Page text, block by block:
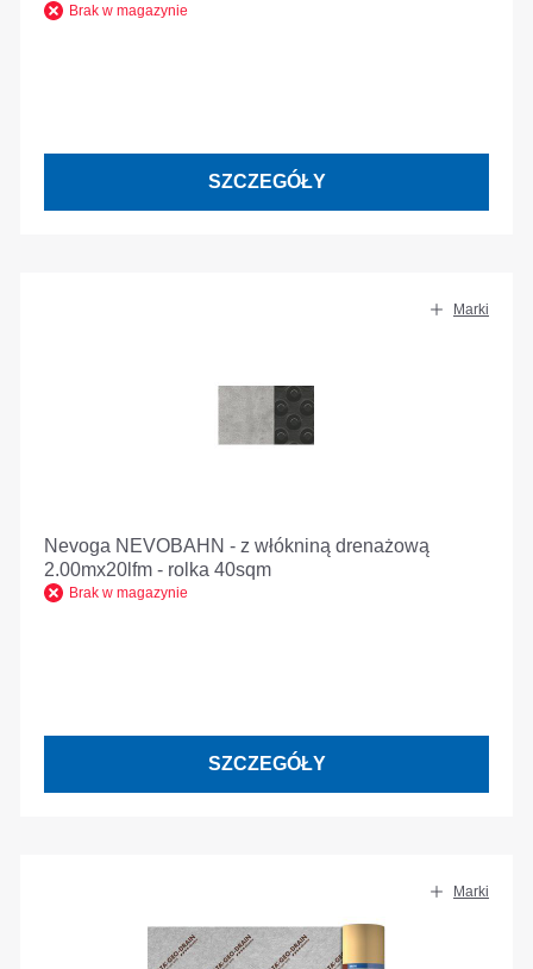
Brak w magazynie
SZCZEGÓŁY
Marki
Nevoga NEVOBAHN - z włókniną drenażową
2.00mx20lfm - rolka 40sqm
Brak w magazynie
SZCZEGÓŁY
Marki